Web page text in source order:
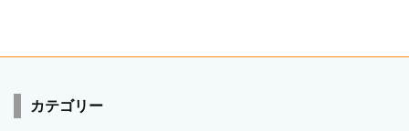
カテゴリー